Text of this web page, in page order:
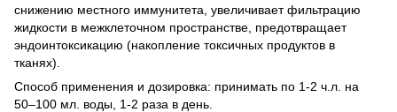
снижению местного иммунитета, увеличивает фильтрацию
жидкости в межклеточном пространстве, предотвращает
эндоинтоксикацию (накопление токсичных продуктов в
тканях).
Способ применения и дозировка: принимать по 1-2 ч.л. на
50–100 мл. воды, 1-2 раза в день.